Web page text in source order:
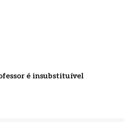
é insubstituível